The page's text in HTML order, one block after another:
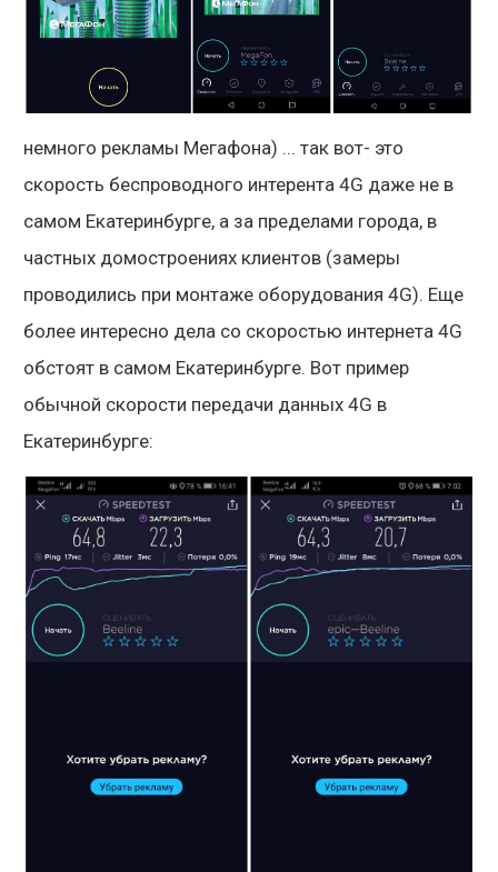
немного рекламы Мегафона) ... так вот- это
скорость беспроводного интерента 4G даже не в
самом Екатеринбурге, а за пределами города, в
частных домостроениях клиентов (замеры
проводились при монтаже оборудования 4G). Еще
более интересно дела со скоростью интернета 4G
обстоят в самом Екатеринбурге. Вот пример
обычной скорости передачи данных 4G в
Екатеринбурге: